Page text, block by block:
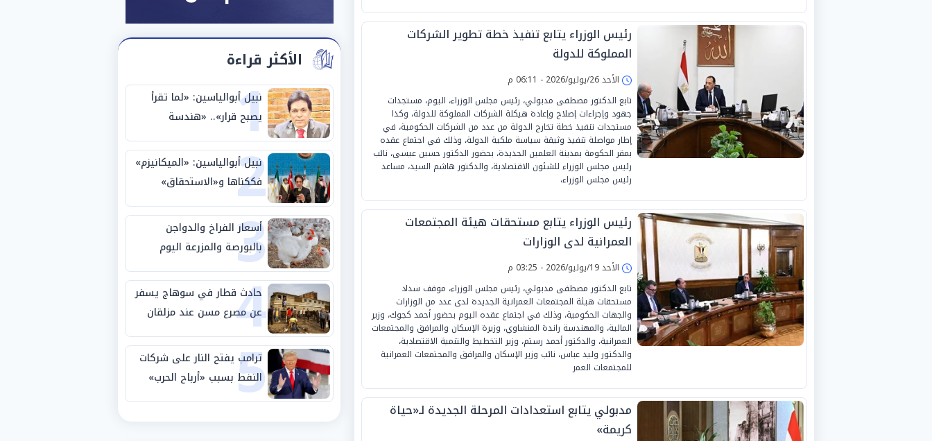
رئيس الوزراء يتابع تنفيذ خطة تطوير الشركات
المملوكة للدولة
الأحد 26/يوليو/2026 - 06:11 م
تابع الدكتور مصطفى مدبولي، رئيس مجلس الوزراء، اليوم، مستجدات
جهود وإجراءات إصلاح وإعادة هيكلة الشركات المملوكة للدولة، وكذا
مستجدات تنفيذ خطة تخارج الدولة من عدد من الشركات الحكومية، في
إطار مواصلة تنفيذ وثيقة سياسة ملكية الدولة، وذلك في اجتماع عقده
بمقر الحكومة بمدينة العلمين الجديدة، بحضور الدكتور حسين عيسى، نائب
رئيس مجلس الوزراء للشئون الاقتصادية، والدكتور هاشم السيد، مساعد
رئيس مجلس الوزراء،
رئيس الوزراء يتابع مستحقات هيئة المجتمعات
العمرانية لدى الوزارات
الأحد 19/يوليو/2026 - 03:25 م
تابع الدكتور مصطفى مدبولي، رئيس مجلس الوزراء، موقف سداد
مستحقات هيئة المجتمعات العمرانية الجديدة لدى عدد من الوزارات
والجهات الحكومية، وذلك في اجتماع عقده اليوم بحضور أحمد كجوك، وزير
المالية، والمهندسة راندة المنشاوي، وزيرة الإسكان والمرافق والمجتمعات
العمرانية، والدكتور أحمد رستم، وزير التخطيط والتنمية الاقتصادية،
والدكتور وليد عباس، نائب وزير الإسكان والمرافق والمجتمعات العمرانية
للمجتمعات العمر
مدبولي يتابع استعدادات المرحلة الجديدة لـ«حياة
كريمة»
الأكثر قراءة
1
نبيل أبوالياسين: «لما تقرأ
يصبح قرار».. «هندسة
الاستثمار السيادي» بين «ربط
الجيب بالوطن» و«سيادة
الكلمة»
2
نبيل أبوالياسين: «الميكانيزم»
فككناها و«الاستحقاق»
حتمية.. «تفعيل الإرادة»
مهمة الجامعة العربية
3
أسعار الفراخ والدواجن
بالبورصة والمزرعة اليوم
الثلاثاء 4-8-2026
4
حادث قطار في سوهاج يسفر
عن مصرع مسن عند مزلقان
المراغة
5
ترامب يفتح النار على شركات
النفط بسبب «أرباح الحرب»